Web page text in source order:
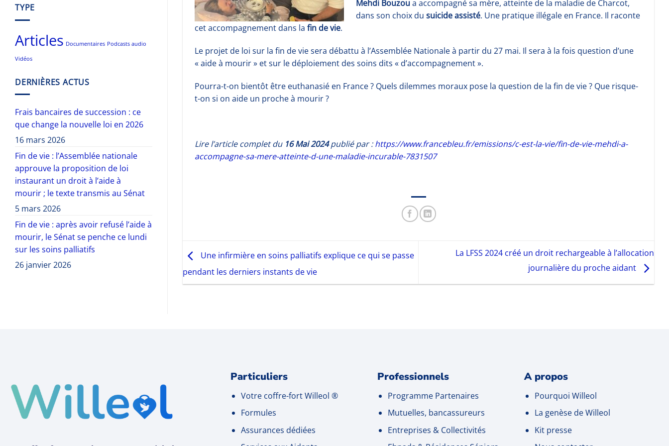
TYPE
Articles Documentaires Podcasts audio
Vidéos
DERNIÈRES ACTUS
Frais bancaires de succession : ce
que change la nouvelle loi en 2026
16 mars 2026
Fin de vie : l’Assemblée nationale
approuve la proposition de loi
instaurant un droit à l’aide à
mourir ; le texte transmis au Sénat
5 mars 2026
Fin de vie : après avoir refusé l’aide à
mourir, le Sénat se penche ce lundi
sur les soins palliatifs
26 janvier 2026
Mehdi Bouzoua accompagné sa mère, atteinte de la maladie de Charcot,
dans son choix du suicide assisté. Une pratique illégale en France. Il raconte
cet accompagnement dans la fin de vie.
Le projet de loi sur la fin de vie sera débattu à l’Assemblée Nationale à partir du 27 mai. Il sera à la fois question d’une
« aide à mourir » et sur le déploiement des soins dits « d’accompagnement ».
Pourra-t-on bientôt être euthanasié en France ? Quels dilemmes moraux pose la question de la fin de vie ? Que risque-
t-on si on aide un proche à mourir ?
Lire l’article complet du 16 Mai 2024publié par :https://www.francebleu.fr/emissions/c-est-la-vie/fin-de-vie-mehdi-a-
accompagne-sa-mere-atteinte-d-une-maladie-incurable-7831507
Une infirmière en soins palliatifs explique ce qui se passe
pendant les derniers instants de vie
La LFSS 2024 créé un droit rechargeable à l’allocation
journalière du proche aidant
Particuliers
Votre coffre-fort Willeol ®
Formules
Assurances dédiées
Professionnels
Programme Partenaires
Mutuelles, bancassureurs
Entreprises & Collectivités
A propos
Pourquoi Willeol
La genèse de Willeol
Kit presse